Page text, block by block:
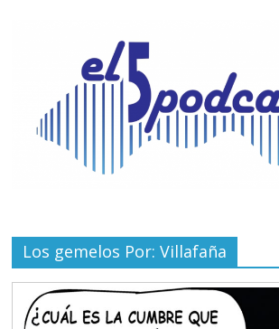
Los gemelos Por: Villafaña